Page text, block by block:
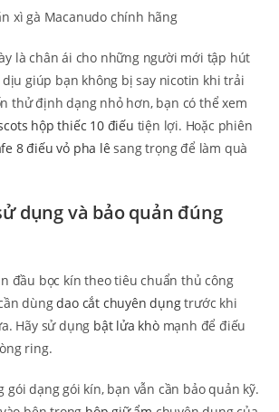
xì gà Macanudo chính hãng
là chân ái cho những người mới tập hút
giúp bạn không bị say nicotin khi trải
thử định dạng nhỏ hơn, bạn có thể xem
hộp thiếc 10 điếu tiện lợi. Hoặc phiên
8 điếu vỏ pha lê sang trọng để làm quà
dụng và bảo quản đúng
đầu bọc kín theo tiêu chuẩn thủ công
dùngdao cắt chuyên dụngtrước khi
Hãy sử dụng bật lửa khòmạnh để điếu
ring.
gói dạng gói kín, bạn vẫn cần bảo quản kỹ.